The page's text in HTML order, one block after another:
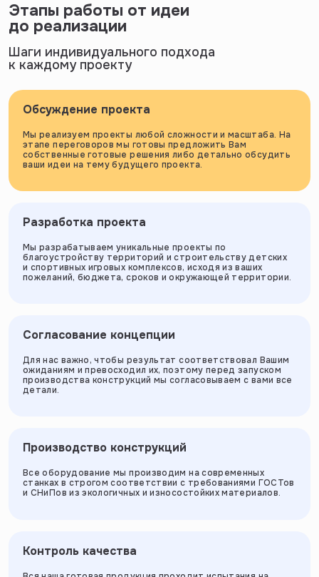
Этапы работы от идеи
до реализации
Шаги индивидуального подхода
к каждому проекту
Обсуждение проекта
Мы реализуем проекты любой сложности и масштаба. На
этапе переговоров мы готовы предложить Вам
собственные готовые решения либо детально обсудить
ваши идеи на тему будущего проекта.
Разработка проекта
Мы разрабатываем уникальные проекты по
благоустройству территорий и строительству детских
и спортивных игровых комплексов, исходя из ваших
пожеланий, бюджета, сроков и окружающей территории.
Согласование концепции
Для нас важно, чтобы результат соответствовал Вашим
ожиданиям и превосходил их, поэтому перед запуском
производства конструкций мы согласовываем с вами все
детали.
Производство конструкций
Все оборудование мы производим на современных
станках в строгом соответствии с требованиями ГОСТов
и СНиПов из экологичных и износостойких материалов.
Контроль качества